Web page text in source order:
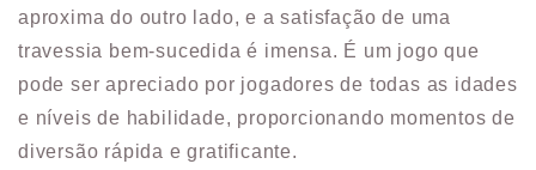
aproxima do outro lado, e a satisfação de uma
travessia bem-sucedida é imensa. É um jogo que
pode ser apreciado por jogadores de todas as idades
e níveis de habilidade, proporcionando momentos de
diversão rápida e gratificante.